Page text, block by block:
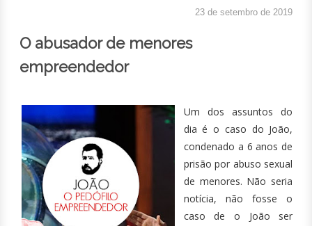
23 de setembro de 2019
O abusador de menores
empreendedor
Um dos assuntos do
dia é o caso do João,
condenado a 6 anos de
prisão por abuso sexual
de menores. Não seria
notícia, não fosse o
caso de o João ser